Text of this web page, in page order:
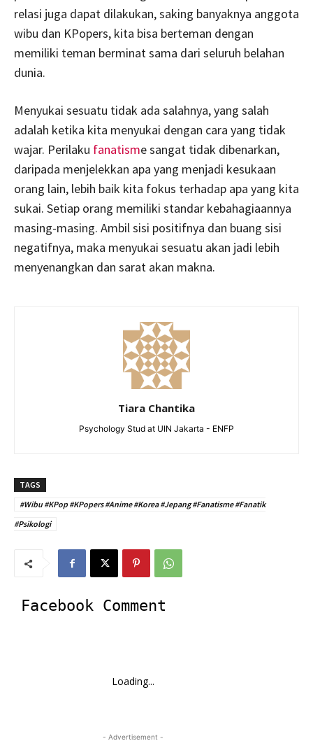
relasi juga dapat dilakukan, saking banyaknya anggota
wibu dan KPopers, kita bisa berteman dengan
memiliki teman berminat sama dari seluruh belahan
dunia.
Menyukai sesuatu tidak ada salahnya, yang salah
adalah ketika kita menyukai dengan cara yang tidak
wajar. Perilaku fanatisme sangat tidak dibenarkan,
daripada menjelekkan apa yang menjadi kesukaan
orang lain, lebih baik kita fokus terhadap apa yang kita
sukai. Setiap orang memiliki standar kebahagiaannya
masing-masing. Ambil sisi positifnya dan buang sisi
negatifnya, maka menyukai sesuatu akan jadi lebih
menyenangkan dan sarat akan makna.
Tiara Chantika
Psychology Stud at UIN Jakarta - ENFP
TAGS
#Wibu #KPop #KPopers #Anime #Korea #Jepang #Fanatisme #Fanatik
#Psikologi
Facebook Comment
Loading...
- Advertisement -